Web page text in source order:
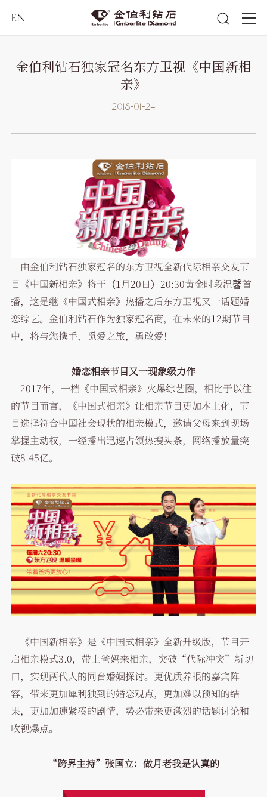
EN
金伯利钻石独家冠名东方卫视《中国新相
亲》
2018-01-24
由金伯利钻石独家冠名的东方卫视全新代际相亲交友节
目《中国新相亲》将于（1月20日）20:30黄金时段温馨首
播，这是继《中国式相亲》热播之后东方卫视又一话题婚
恋综艺。金伯利钻石作为独家冠名商，在未来的12期节目
中，将与您携手，觅爱之旅，勇敢爱！
婚恋相亲节目又一现象级力作
2017年，一档《中国式相亲》火爆综艺圈，相比于以往
的节目而言，《中国式相亲》让相亲节目更加本土化，节
目选择符合中国社会现状的相亲模式，邀请父母来到现场
掌握主动权，一经播出迅速占领热搜头条，网络播放量突
破8.45亿。
《中国新相亲》是《中国式相亲》全新升级版，节目开
启相亲模式3.0，带上爸妈来相亲，突破“代际冲突”新切
口，实现两代人的同台婚姻探讨。更优质养眼的嘉宾阵
容，带来更加犀利独到的婚恋观点，更加难以预知的结
果，更加加速紧凑的剧情，势必带来更激烈的话题讨论和
收视爆点。
“跨界主持”张国立：做月老我是认真的